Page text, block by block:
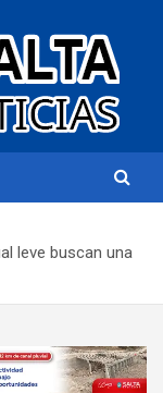
leve buscan una